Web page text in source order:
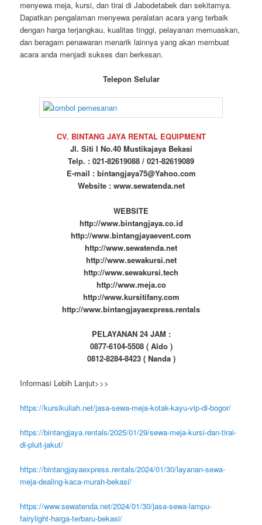
menyewa meja, kursi, dan tirai di Jabodetabek dan sekitarnya.
Dapatkan pengalaman menyewa peralatan acara yang terbaik
dengan harga terjangkau, kualitas tinggi, pelayanan memuaskan,
dan beragam penawaran menarik lainnya yang akan membuat
acara anda menjadi sukses dan berkesan.
Telepon Selular
CV. BINTANG JAYA RENTAL EQUIPMENT
Jl. Siti I No.40 Mustikajaya Bekasi
Telp. : 021-82619088 / 021-82619089
E-mail : bintangjaya75@Yahoo.com
Website : www.sewatenda.net
WEBSITE
http://www.bintangjaya.co.id
http://www.bintangjayaevent.com
http://www.sewatenda.net
http://www.sewakursi.net
http://www.sewakursi.tech
http://www.meja.co
http://www.kursitifany.com
http://www.bintangjayaexpress.rentals
PELAYANAN 24 JAM :
0877-6104-5508 ( Aldo )
0812-8284-8423 ( Nanda )
Informasi Lebih Lanjut>>>
https://kursikuliah.net/jasa-sewa-meja-kotak-kayu-vip-di-bogor/
https://bintangjaya.rentals/2025/01/29/sewa-meja-kursi-dan-tirai-
di-pluit-jakut/
https://bintangjayaexpress.rentals/2024/01/30/layanan-sewa-
meja-dealing-kaca-murah-bekasi/
https://www.sewatenda.net/2024/01/30/jasa-sewa-lampu-
fairylight-harga-terbaru-bekasi/